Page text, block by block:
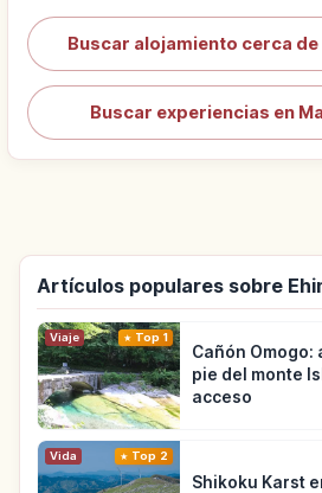
Buscar alojamiento cerca
Buscar experiencias en
Artículos populares sobre
Viaje Top 1
Cañón Omogo:
pie del monte
acceso
Vida Top 2
Shikoku Karst